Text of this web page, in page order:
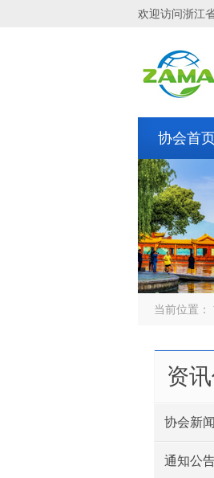
欢迎访问浙江
协会首页
当前位置：
资
协会新闻
通知公